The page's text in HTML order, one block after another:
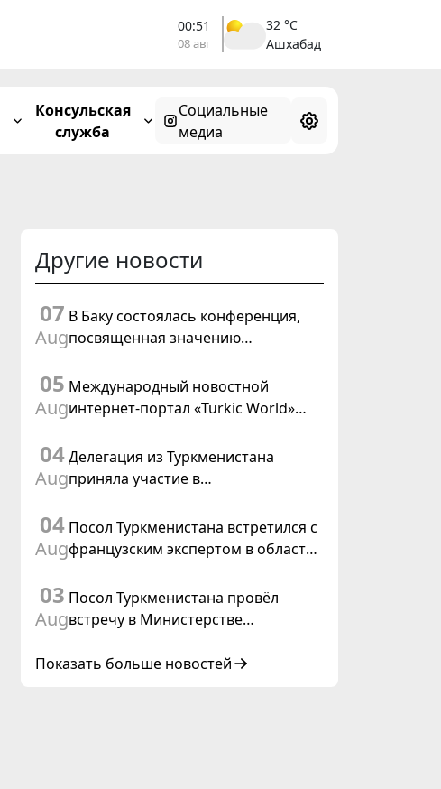
00:51
08 авг
32 °C
Ашхабад
Консульская
служба
Социальные
медиа
Другие новости
07
Aug
В Баку состоялась конференция,
посвященная значению
Маслахаты Туркменистана и
резолюции ООН «Год
05
Aug
Международный новостной
интернет-портал «Turkic World»
подготовки и проведения
заседания Халк Маслахаты
04
Aug
Делегация из Туркменистана
приняла участие в
цифровому коридору CAREC в
Исламабаде
04
Aug
Посол Туркменистана встретился с
французским экспертом в области
03
Aug
Посол Туркменистана провёл
встречу в Министерстве
Показать больше новостей